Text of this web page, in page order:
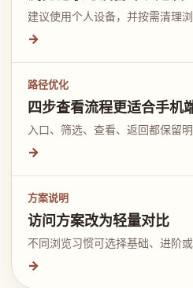
建议使用个人设备，并按需清理浏
→
路径优化
四步查看流程更适合手机
入口、筛选、查看、返回都保留明
→
方案说明
访问方案改为轻量对比
不同浏览习惯可选择基础、进阶或
→